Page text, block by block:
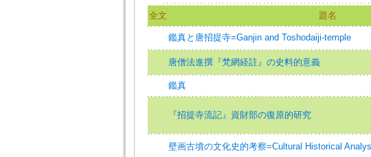
全文 題名
鑑真と唐招提寺=Ganjin and Toshodaiji-temple
唐僧法進撰『梵網経註』の史料的意義
鑑真
『招提寺流記』資財部の復原的研究
壁画古墳の文化史的考察=Cultural Historical